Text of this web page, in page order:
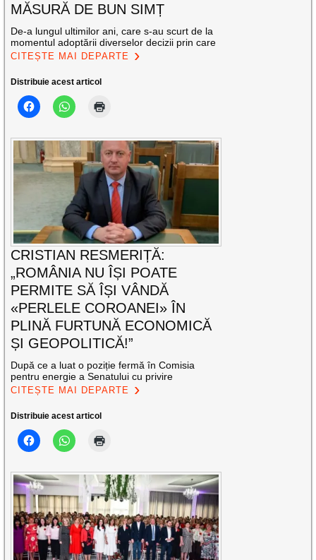
MĂSURĂ DE BUN SIMȚ
De-a lungul ultimilor ani, care s-au scurt de la
momentul adoptării diverselor decizii prin care
CITEȘTE MAI DEPARTE
Distribuie acest articol
CRISTIAN RESMERIȚĂ:
„ROMÂNIA NU ÎȘI POATE
PERMITE SĂ ÎȘI VÂNDĂ
«PERLELE COROANEI» ÎN
PLINĂ FURTUNĂ ECONOMICĂ
ȘI GEOPOLITICĂ!”
După ce a luat o poziție fermă în Comisia
pentru energie a Senatului cu privire
CITEȘTE MAI DEPARTE
Distribuie acest articol